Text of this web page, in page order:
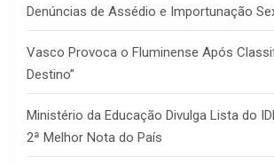
Denúncias de Assédio e Importunação
Vasco Provoca o Fluminense Após
Destino”
Ministério da Educação Divulga Lista do
2ª Melhor Nota do País